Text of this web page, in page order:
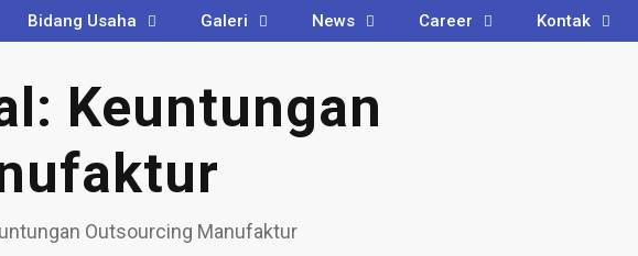
Bidang Usaha Galeri News Career Kontak
Keuntungan
Outsourcing Manufaktur